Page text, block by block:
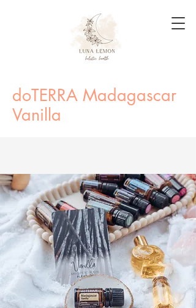
doTERRA Madagascar
Vanilla